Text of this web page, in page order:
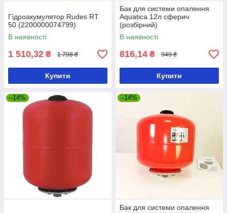
Гідроакумулятор Rudes RT
50 (2200000074799)
В наявності
1 510,32 ₴ 1 798 ₴
Купити
Бак для системи опалення
Aquatica 12л сферич
(розбірний)
В наявності
816,14 ₴ 949 ₴
Купити
–14% –14%
Бак для системи опалення